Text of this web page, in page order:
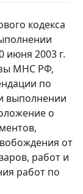
кодекса
июня 2003 г.
МНС РФ,
по
выполнении
о
от
работ и
работ по